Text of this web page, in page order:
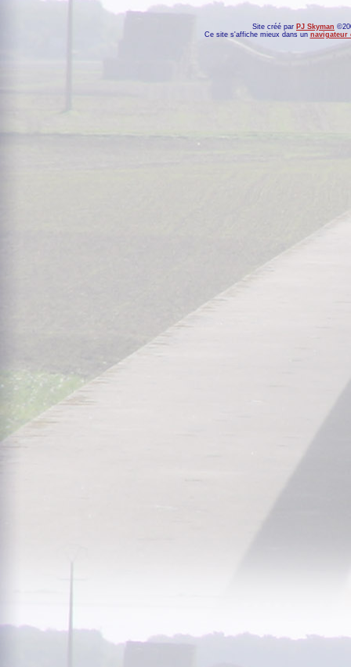
Site créé par PJ Skyman
Ce site s'affiche mieux dans un navigateur